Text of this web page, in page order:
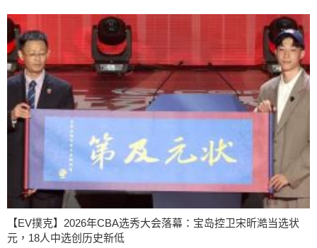
【EV撲克】2026年CBA选秀大会落幕：宝岛控卫宋昕澔当选状
元，18人中选创历史新低